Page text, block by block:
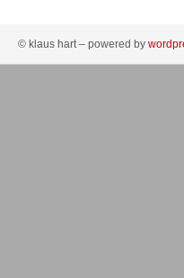
© klaus hart – powered by